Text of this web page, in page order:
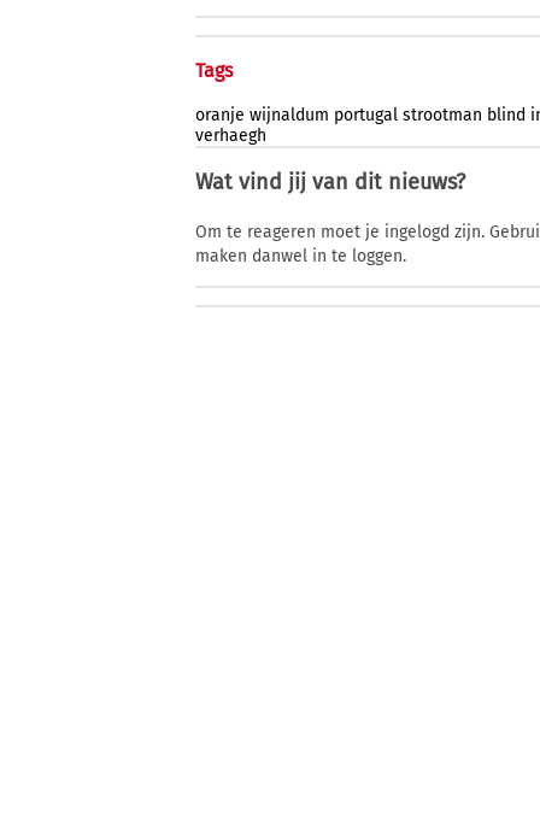
Tags
oranje wijnaldum portugal strootman blind
verhaegh
Wat vind jij van dit nieuws?
Om te reageren moet je ingelogd zijn.
maken danwel in te loggen.